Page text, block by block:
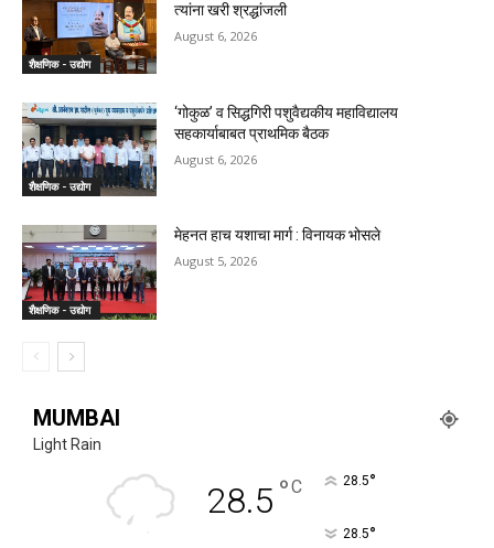
शैक्षणिक - उद्योग
त्यांना खरी श्रद्धांजली
August 6, 2026
शैक्षणिक - उद्योग
‘गोकुळ’ व सिद्धगिरी पशुवैद्यकीय महाविद्यालय
सहकार्याबाबत प्राथमिक बैठक
August 6, 2026
शैक्षणिक - उद्योग
मेहनत हाच यशाचा मार्ग : विनायक भोसले
August 5, 2026
MUMBAI
Light Rain
28.5 °C 28.5°
28.5°